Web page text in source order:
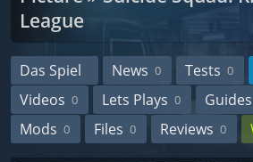
League
Das Spiel News 0 Tests 0
Videos 0 Lets Plays 0 Guides
Mods 0 Files 0 Reviews 0